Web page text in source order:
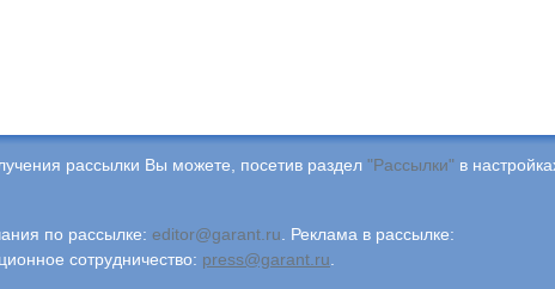
рассылки Вы можете, посетив раздел "Рассылки" в
по рассылке: editor@garant.ru
Реклама в рассылке:
сотрудничество: press@garant.ru